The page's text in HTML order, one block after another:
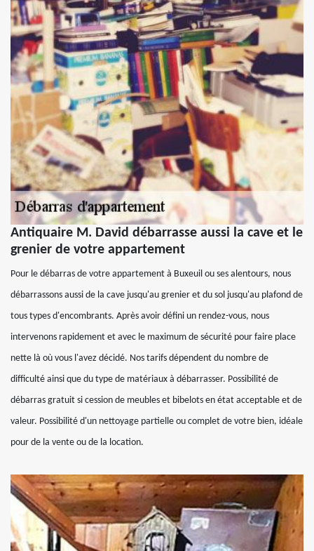
Antiquaire M. David débarrasse aussi la cave et le
grenier de votre appartement
Pour le débarras de votre appartement à Buxeuil ou ses alentours, nous
débarrassons aussi de la cave jusqu'au grenier et du sol jusqu'au plafond de
tous types d'encombrants. Après avoir défini un rendez-vous, nous
intervenons rapidement et avec le maximum de sécurité pour faire place
nette là où vous l'avez décidé. Nos tarifs dépendent du nombre de
difficulté ainsi que du type de matériaux à débarrasser. Possibilité de
débarras gratuit si cession de meubles et bibelots en état acceptable et de
valeur. Possibilité d'un nettoyage partielle ou complet de votre bien, idéale
pour de la vente ou de la location.